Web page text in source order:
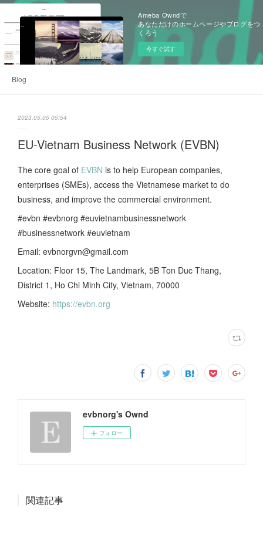
Ameba Owndで
あなただけのホームページやブログをつ
くろう
今すぐ試す
Blog
2023.05.05 05:54
EU-Vietnam Business Network (EVBN)
The core goal of EVBN is to help European companies,
enterprises (SMEs), access the Vietnamese market to do
business, and improve the commercial environment.
#evbn #evbnorg #euvietnambusinessnetwork
#businessnetwork #euvietnam
Email: evbnorgvn@gmail.com
Location: Floor 15, The Landmark, 5B Ton Duc Thang,
District 1, Ho Chi Minh City, Vietnam, 70000
Website: https://evbn.org
evbnorg's Ownd
フォロー
関連記事